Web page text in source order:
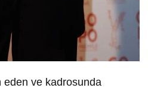
eden ve kadrosunda